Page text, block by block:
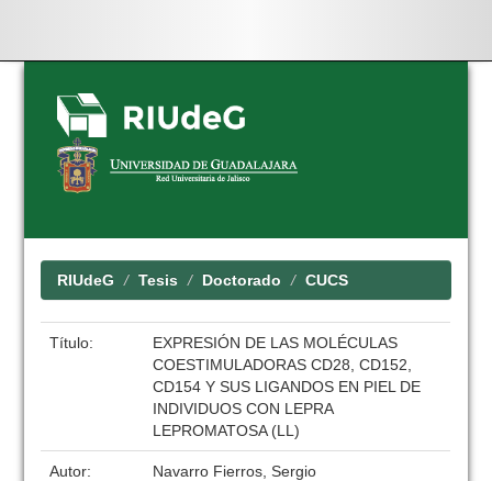
Skip
navigation
RIUdeG Tesis Doctorado CUCS
Título:
EXPRESIÓN DE LAS MOLÉCULAS
COESTIMULADORAS CD28, CD152,
CD154 Y SUS LIGANDOS EN PIEL DE
INDIVIDUOS CON LEPRA
LEPROMATOSA (LL)
Autor: Navarro Fierros, Sergio